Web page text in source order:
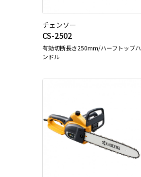
チェンソー
CS-2502
有効切断長さ250mm/ハーフトップハ
ンドル